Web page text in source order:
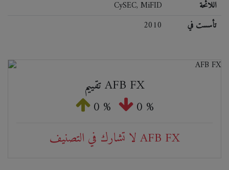
CySEC, MiFID
اللائحة
2010
تأسست في
تقييم AFB FX
0 % 0 %
لا تشارك في التصنيف AFB FX